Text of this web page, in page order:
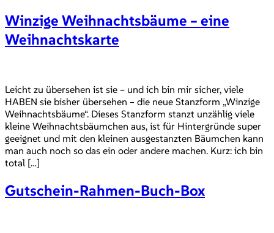
Winzige Weihnachtsbäume – eine
Weihnachtskarte
Leicht zu übersehen ist sie – und ich bin mir sicher, viele
HABEN sie bisher übersehen – die neue Stanzform „Winzige
Weihnachtsbäume“. Dieses Stanzform stanzt unzählig viele
kleine Weihnachtsbäumchen aus, ist für Hintergründe super
geeignet und mit den kleinen ausgestanzten Bäumchen kann
man auch noch so das ein oder andere machen. Kurz: ich bin
total […]
Gutschein-Rahmen-Buch-Box